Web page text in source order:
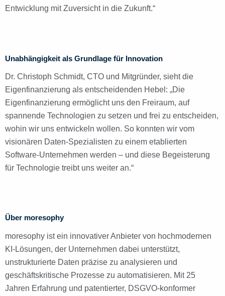
Entwicklung mit Zuversicht in die Zukunft.“
Unabhängigkeit als Grundlage für Innovation
Dr. Christoph Schmidt, CTO und Mitgründer, sieht die
Eigenfinanzierung als entscheidenden Hebel: „Die
Eigenfinanzierung ermöglicht uns den Freiraum, auf
spannende Technologien zu setzen und frei zu entscheiden,
wohin wir uns entwickeln wollen. So konnten wir vom
visionären Daten-Spezialisten zu einem etablierten
Software-Unternehmen werden – und diese Begeisterung
für Technologie treibt uns weiter an.“
Über moresophy
moresophy ist ein innovativer Anbieter von hochmodernen
KI-Lösungen, der Unternehmen dabei unterstützt,
unstrukturierte Daten präzise zu analysieren und
geschäftskritische Prozesse zu automatisieren. Mit 25
Jahren Erfahrung und patentierter, DSGVO-konformer